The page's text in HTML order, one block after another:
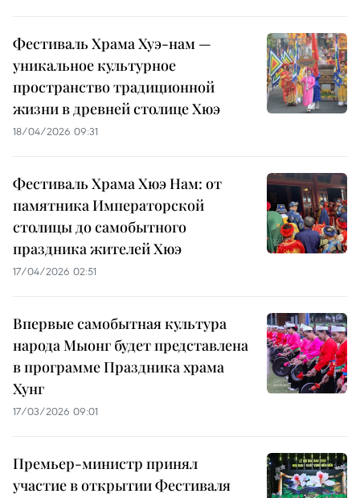
Фестиваль Храма Хуэ-нам —
уникальное культурное
пространство традиционной
жизни в древней столице Хюэ
18/04/2026 09:31
Фестиваль Храма Хюэ Нам: от
памятника Императорской
столицы до самобытного
праздника жителей Хюэ
17/04/2026 02:51
Впервые самобытная культура
народа Мыонг будет представлена
в программе Праздника храма
Хунг
17/03/2026 09:01
Премьер-министр принял
участие в открытии Фестиваля